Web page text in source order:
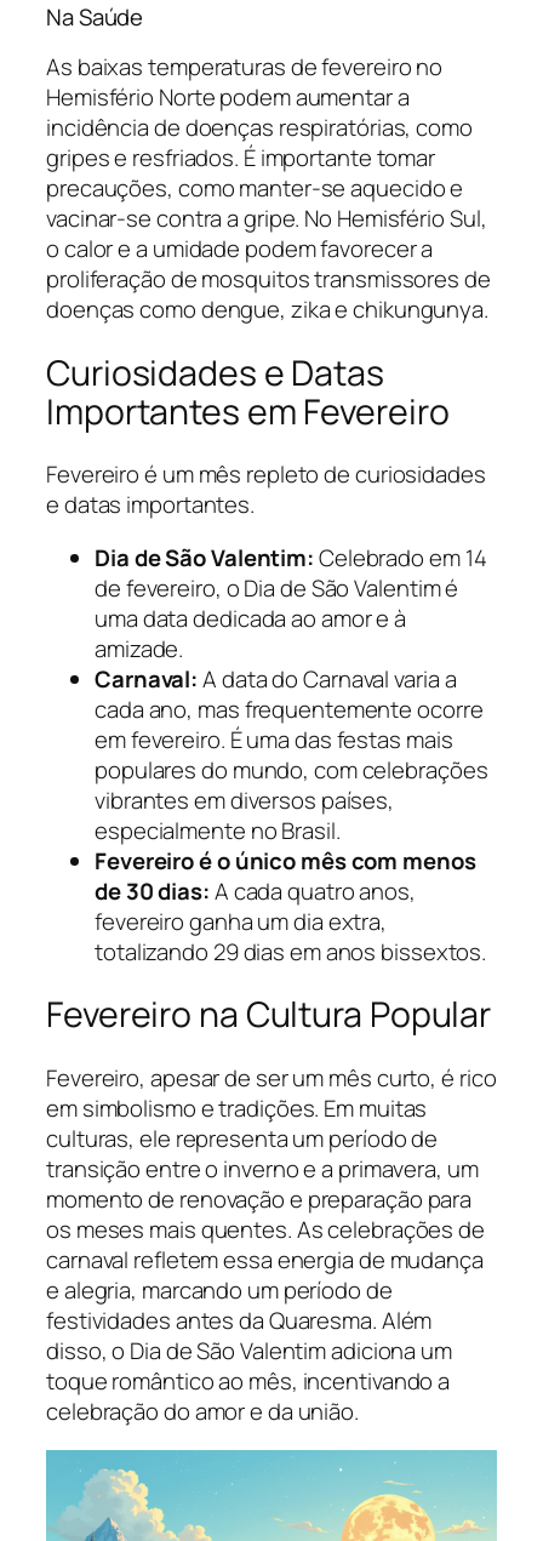
Na Saúde
As baixas temperaturas de fevereiro no
Hemisfério Norte podem aumentar a
incidência de doenças respiratórias, como
gripes e resfriados. É importante tomar
precauções, como manter-se aquecido e
vacinar-se contra a gripe. No Hemisfério Sul,
o calor e a umidade podem favorecer a
proliferação de mosquitos transmissores de
doenças como dengue, zika e chikungunya.
Curiosidades e Datas
Importantes em Fevereiro
Fevereiro é um mês repleto de curiosidades
e datas importantes.
Dia de São Valentim:Celebrado em 14
de fevereiro, o Dia de São Valentim é
uma data dedicada ao amor e à
amizade.
Carnaval:A data do Carnaval varia a
cada ano, mas frequentemente ocorre
em fevereiro. É uma das festas mais
populares do mundo, com celebrações
vibrantes em diversos países,
especialmente no Brasil.
Fevereiro é o único mês com menos
de 30 dias:A cada quatro anos,
fevereiro ganha um dia extra,
totalizando 29 dias em anos bissextos.
Fevereiro na Cultura Popular
Fevereiro, apesar de ser um mês curto, é rico
em simbolismo e tradições. Em muitas
culturas, ele representa um período de
transição entre o inverno e a primavera, um
momento de renovação e preparação para
os meses mais quentes. As celebrações de
carnaval refletem essa energia de mudança
e alegria, marcando um período de
festividades antes da Quaresma. Além
disso, o Dia de São Valentim adiciona um
toque romântico ao mês, incentivando a
celebração do amor e da união.